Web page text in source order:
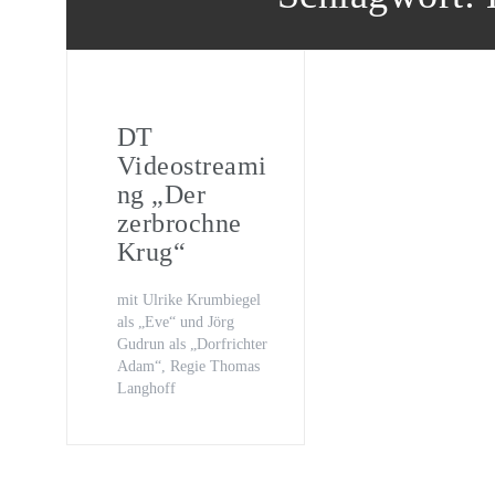
DT
Videostreami
ng „Der
zerbrochne
Krug“
mit Ulrike Krumbiegel
als „Eve“ und Jörg
Gudrun als „Dorfrichter
Adam“, Regie Thomas
Langhoff